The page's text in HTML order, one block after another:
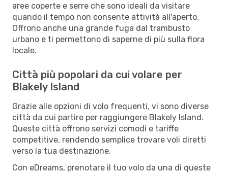
aree coperte e serre che sono ideali da visitare
quando il tempo non consente attività all'aperto.
Offrono anche una grande fuga dal trambusto
urbano e ti permettono di saperne di più sulla flora
locale.
Città più popolari da cui volare per
Blakely Island
Grazie alle opzioni di volo frequenti, vi sono diverse
città da cui partire per raggiungere Blakely Island.
Queste città offrono servizi comodi e tariffe
competitive, rendendo semplice trovare voli diretti
verso la tua destinazione.
Con eDreams, prenotare il tuo volo da una di queste